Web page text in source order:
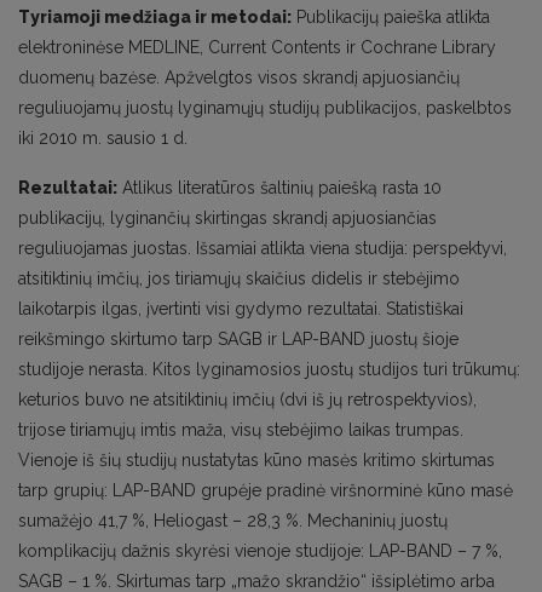
Tyriamoji medžiaga ir metodai: Publikacijų paieška atlikta
elektroninėse MEDLINE, Current Contents ir Cochrane Library
duomenų bazėse. Apžvelgtos visos skrandį apjuosiančių
reguliuojamų juostų lyginamųjų studijų publikacijos, paskelbtos
iki 2010 m. sausio 1 d.
Rezultatai: Atlikus literatūros šaltinių paiešką rasta 10
publikacijų, lyginančių skirtingas skrandį apjuosiančias
reguliuojamas juostas. Išsamiai atlikta viena studija: perspektyvi,
atsitiktinių imčių, jos tiriamųjų skaičius didelis ir stebėjimo
laikotarpis ilgas, įvertinti visi gydymo rezultatai. Statistiškai
reikšmingo skirtumo tarp SAGB ir LAP-BAND juostų šioje
studijoje nerasta. Kitos lyginamosios juostų studijos turi trūkumų:
keturios buvo ne atsitiktinių imčių (dvi iš jų retrospektyvios),
trijose tiriamųjų imtis maža, visų stebėjimo laikas trumpas.
Vienoje iš šių studijų nustatytas kūno masės kritimo skirtumas
tarp grupių: LAP-BAND grupėje pradinė viršnorminė kūno masė
sumažėjo 41,7 %, Heliogast – 28,3 %. Mechaninių juostų
komplikacijų dažnis skyrėsi vienoje studijoje: LAP-BAND – 7 %,
SAGB – 1 %. Skirtumas tarp „mažo skrandžio“ išsiplėtimo arba